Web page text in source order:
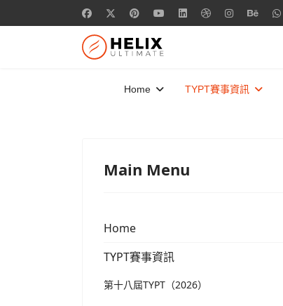
Home TYPT賽事資訊
Main Menu
Home
TYPT賽事資訊
第十八屆TYPT（2026）